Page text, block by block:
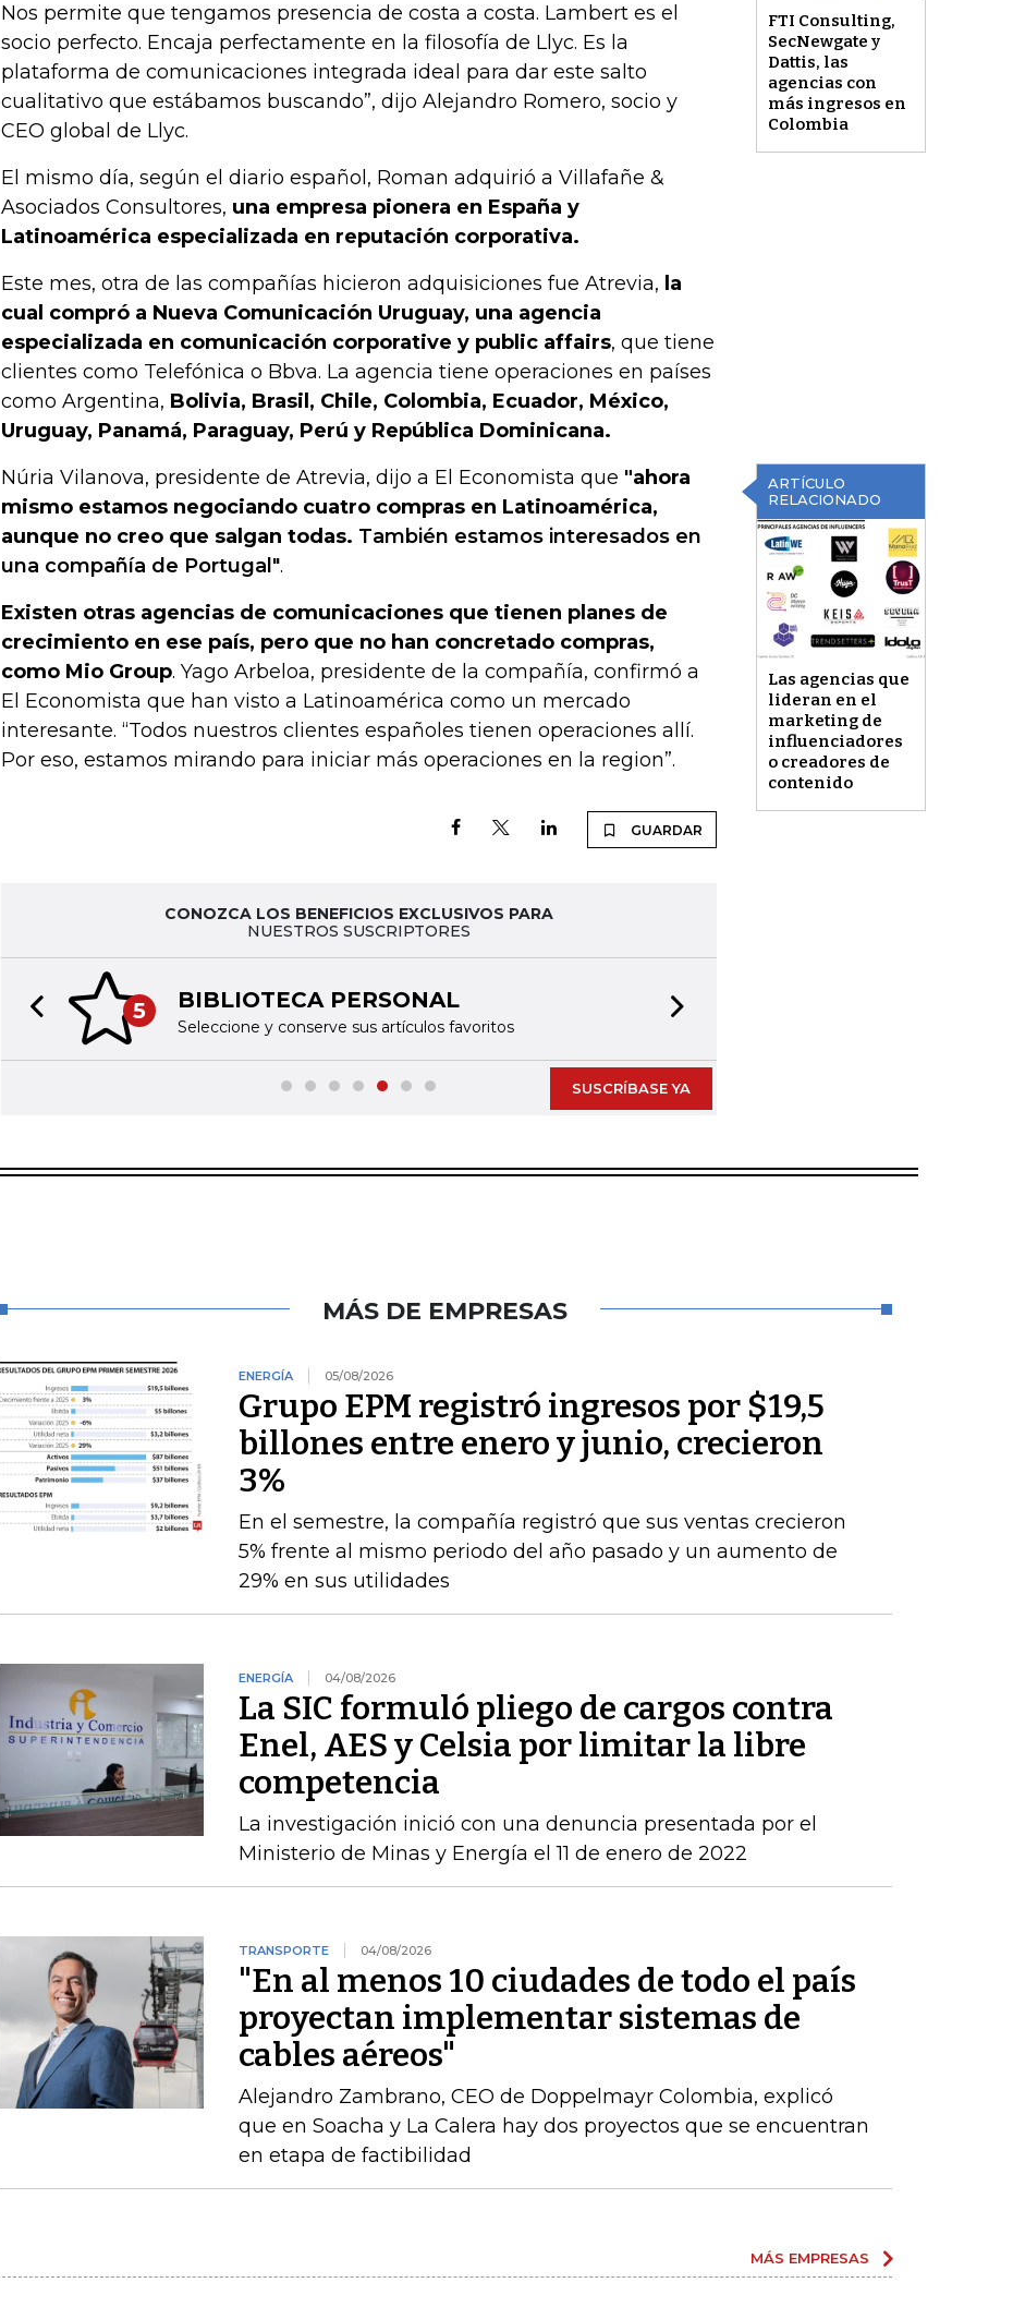
FTI Consulting,
SecNewgate y
Dattis, las
agencias con
más ingresos en
Colombia
Nos permite que tengamos presencia de costa a costa. Lambert es el
socio perfecto. Encaja perfectamente en la filosofía de Llyc. Es la
plataforma de comunicaciones integrada ideal para dar este salto
cualitativo que estábamos buscando”, dijo Alejandro Romero, socio y
CEO global de Llyc.
El mismo día, según el diario español, Roman adquirió a Villafañe &
Asociados Consultores, una empresa pionera en España y
Latinoamérica especializada en reputación corporativa.
Este mes, otra de las compañías hicieron adquisiciones fue Atrevia, la
cual compró a Nueva Comunicación Uruguay, una agencia
especializada en comunicación corporative y public affairs, que tiene
clientes como Telefónica o Bbva. La agencia tiene operaciones en países
como Argentina, Bolivia, Brasil, Chile, Colombia, Ecuador, México,
Uruguay, Panamá, Paraguay, Perú y República Dominicana.
ARTÍCULO
RELACIONADO
Las agencias que
lideran en el
marketing de
influenciadores
o creadores de
contenido
Núria Vilanova, presidente de Atrevia, dijo a El Economista que "ahora
mismo estamos negociando cuatro compras en Latinoamérica,
aunque no creo que salgan todas. También estamos interesados en
una compañía de Portugal".
Existen otras agencias de comunicaciones que tienen planes de
crecimiento en ese país, pero que no han concretado compras,
como Mio Group. Yago Arbeloa, presidente de la compañía, confirmó a
El Economista que han visto a Latinoamérica como un mercado
interesante. “Todos nuestros clientes españoles tienen operaciones allí.
Por eso, estamos mirando para iniciar más operaciones en la region”.
GUARDAR
CONOZCA LOS BENEFICIOS EXCLUSIVOS PARA
NUESTROS SUSCRIPTORES
5 BIBLIOTECA PERSONAL
Seleccione y conserve sus artículos favoritos
Previous slide
SUSCRÍBASE YA
MÁS DE EMPRESAS
ENERGÍA 05/08/2026
Grupo EPM registró ingresos por $19,5
billones entre enero y junio, crecieron
3%
En el semestre, la compañía registró que sus ventas crecieron
5% frente al mismo periodo del año pasado y un aumento de
29% en sus utilidades
ENERGÍA 04/08/2026
La SIC formuló pliego de cargos contra
Enel, AES y Celsia por limitar la libre
competencia
La investigación inició con una denuncia presentada por el
Ministerio de Minas y Energía el 11 de enero de 2022
TRANSPORTE 04/08/2026
"En al menos 10 ciudades de todo el país
proyectan implementar sistemas de
cables aéreos"
Alejandro Zambrano, CEO de Doppelmayr Colombia, explicó
que en Soacha y La Calera hay dos proyectos que se encuentran
en etapa de factibilidad
MÁS EMPRESAS